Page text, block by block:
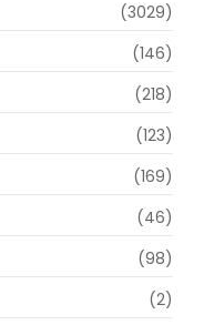
(3029)
(146)
(218)
(123)
(169)
(46)
(98)
(2)